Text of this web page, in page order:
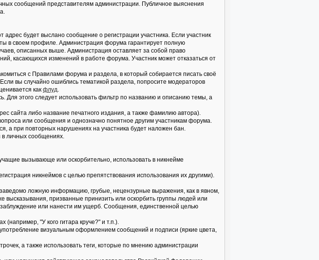
сообщений представителям администрации. Публичное выяснения
будет выслано сообщение о регистрации участника. Если участник
в своем профиле. Администрация форума гарантирует полную
описанных выше. Администрация оставляет за собой право
касающихся изменений в работе форума. Участник может отказаться от
с Правилами форума и раздела, в который собирается писать своё
вы случайно ошиблись тематикой раздела, попросите модераторов
как флуд.
этого следует использовать фильтр по названию и описанию темы, а
сайта либо название печатного издания, а также фамилию автора).
или сообщения и однозначно понятное другим участникам форума.
а при повторных нарушениях на участника будет наложен бан.
в личных сообщениях.
вызывающе или оскорбительно, использовать в никнейме
никнеймов с целью препятствования использования их другими).
ложнyю инфоpмацию, гpубые, нецензурные выражения, как в явном,
высказывания, призванные принизить или оскорбить группы людей или
или нанести им ущерб. Сообщения, единственной целью
"У кого гитара круче?" и т.п.).
визуальным оформлением сообщений и подписи (яркие цвета,
а также использовать теги, которые по мнению администрации